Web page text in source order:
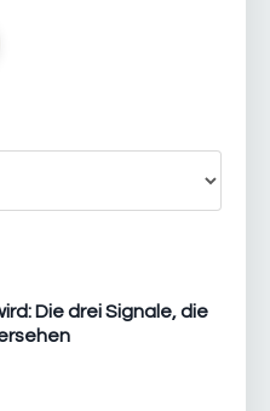
Die drei Signale, die